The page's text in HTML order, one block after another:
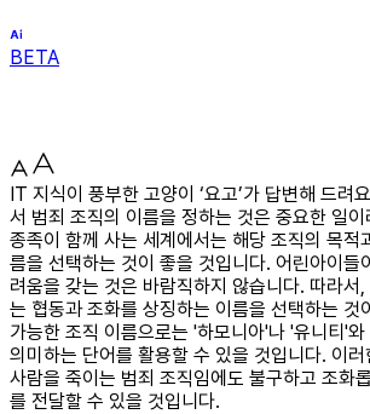
BETA
IT 지식이 풍부한 고양이 ‘요고’가 답변해 드려
서 범죄 조직의 이름을 정하는 것은 중요한 일
종족이 함께 사는 세계에서는 해당 조직의 목적
름을 선택하는 것이 좋을 것입니다. 어린아이들
려움을 갖는 것은 바람직하지 않습니다. 따라서
는 협동과 조화를 상징하는 이름을 선택하는 것
가능한 조직 이름으로는 '하모니아'나 '유니티'
의미하는 단어를 활용할 수 있을 것입니다. 이러
사람을 죽이는 범죄 조직임에도 불구하고 조화
를 전달할 수 있을 것입니다.